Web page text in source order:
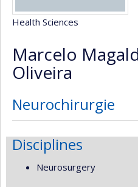
Health Sciences
Marcelo
Oliveira
Neurochirurgie
Disciplines
Neurosurgery